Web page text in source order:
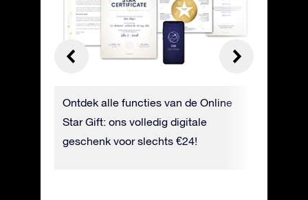
Ontdek alle functies van de Online
Star Gift: ons volledig digitale
geschenk voor slechts €24!